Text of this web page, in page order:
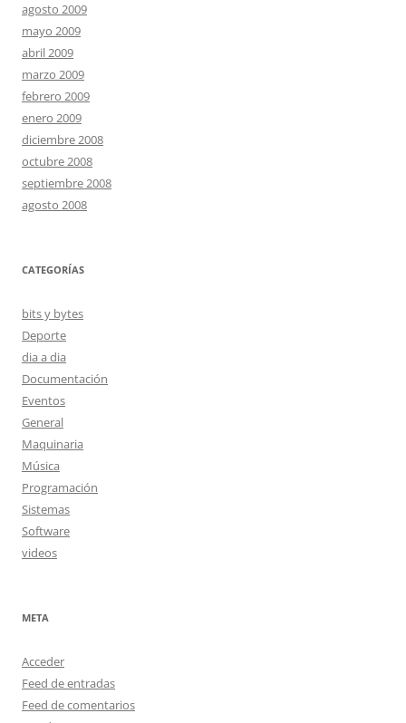
agosto 2009
mayo 2009
abril 2009
marzo 2009
febrero 2009
enero 2009
diciembre 2008
octubre 2008
septiembre 2008
agosto 2008
CATEGORÍAS
bits y bytes
Deporte
dia a dia
Documentación
Eventos
General
Maquinaria
Música
Programación
Sistemas
Software
videos
META
Acceder
Feed de entradas
Feed de comentarios